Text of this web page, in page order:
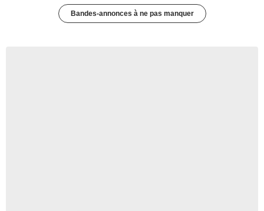
Bandes-annonces à ne pas manquer